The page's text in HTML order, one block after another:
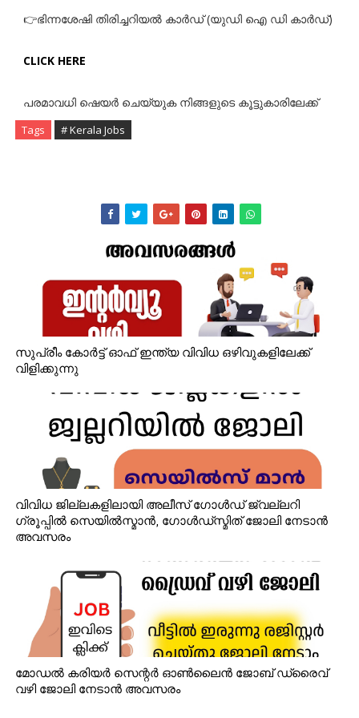
👉ഭിന്നശേഷി തിരിച്ചറിയൽ കാർഡ് (യുഡി ഐ ഡി കാർഡ്)
CLICK HERE
പരമാവധി ഷെയർ ചെയ്യുക നിങ്ങളുടെ കൂട്ടുകാരിലേക്ക്
Tags # Kerala Jobs
സുപ്രീം കോർട്ട് ഓഫ് ഇന്ത്യ വിവിധ ഒഴിവുകളിലേക്ക്
വിളിക്കുന്നു
വിവിധ ജില്ലകളിലായി അലീസ് ഗോൾഡ് ജ്വല്ലറി
ഗ്രൂപ്പിൽ സെയിൽസ്മാൻ, ഗോൾഡ്‌സ്മിത് ജോലി നേടാൻ
അവസരം
മോഡൽ കരിയർ സെന്റർ ഓൺലൈൻ ജോബ് ഡ്രൈവ്
വഴി ജോലി നേടാൻ അവസരം